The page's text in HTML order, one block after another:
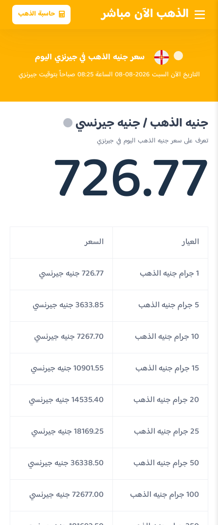
الذهب الآن مباشر حاسبة الذهب
سعر جنيه الذهب في جيرنزي اليوم
التاريخ الآن السبت 2026-08-08 الساعة 08:25 صباحاً بتوقيت جيرنزي
جنيه الذهب / جنيه جيرنسي
تعرف على سعر جنيه الذهب اليوم في جيرنزي
726.77
العيار السعر
1 جرام جنيه الذهب 726.77 جنيه جيرنسي
5 جرام جنيه الذهب 3633.85 جنيه جيرنسي
10 جرام جنيه الذهب 7267.70 جنيه جيرنسي
15 جرام جنيه الذهب 10901.55 جنيه جيرنسي
20 جرام جنيه الذهب 14535.40 جنيه جيرنسي
25 جرام جنيه الذهب 18169.25 جنيه جيرنسي
50 جرام جنيه الذهب 36338.50 جنيه جيرنسي
100 جرام جنيه الذهب 72677.00 جنيه جيرنسي